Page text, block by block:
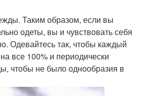
Таким образом, если вы
одеты, вы и чувствовать себя
Одевайтесь так, чтобы каждый
все 100% и периодически
чтобы не было однообразия в